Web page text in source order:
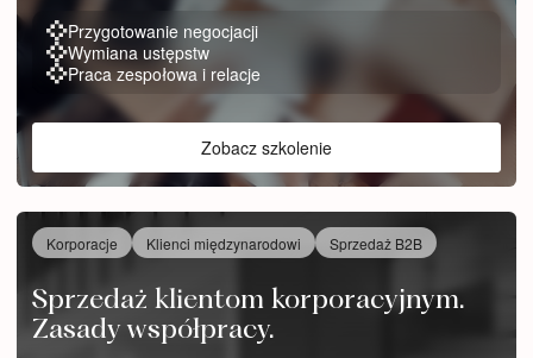
Przygotowanie negocjacji
Wymiana ustępstw
Praca zespołowa i relacje
Zobacz szkolenie
Korporacje Klienci międzynarodowi Sprzedaż B2B
Sprzedaż klientom korporacyjnym.
Zasady współpracy.